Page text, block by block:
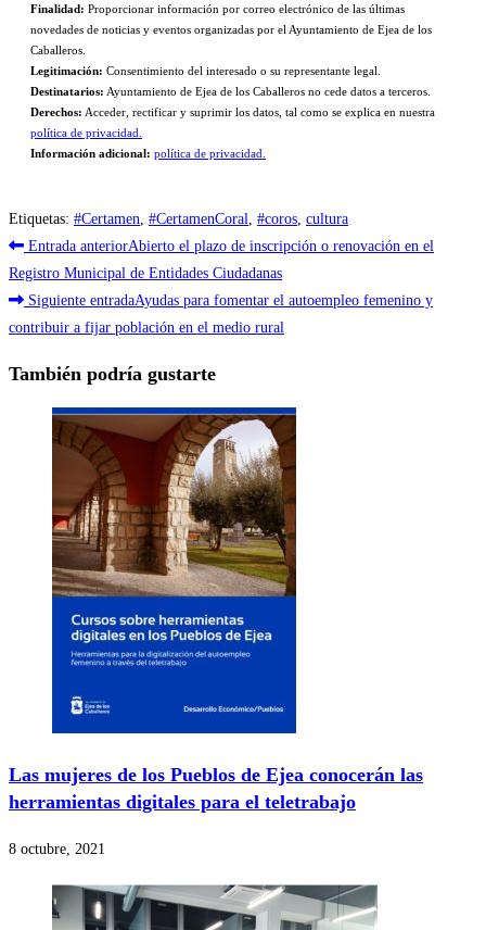
Finalidad: Proporcionar información por correo electrónico de las últimas
novedades de noticias y eventos organizadas por el Ayuntamiento de Ejea de los
Caballeros.
Legitimación: Consentimiento del interesado o su representante legal.
Destinatarios: Ayuntamiento de Ejea de los Caballeros no cede datos a terceros.
Derechos: Acceder, rectificar y suprimir los datos, tal como se explica en nuestra
política de privacidad.
Información adicional: política de privacidad.
Etiquetas: #Certamen #CertamenCoral #coros cultura
Leer
más
artículos
Entrada anteriorAbierto el plazo de inscripción o renovación en el
Registro Municipal de Entidades Ciudadanas
Siguiente entradaAyudas para fomentar el autoempleo femenino y
contribuir a fijar población en el medio rural
También podría gustarte
Las mujeres de los Pueblos de Ejea conocerán las
herramientas digitales para el teletrabajo
8 octubre, 2021